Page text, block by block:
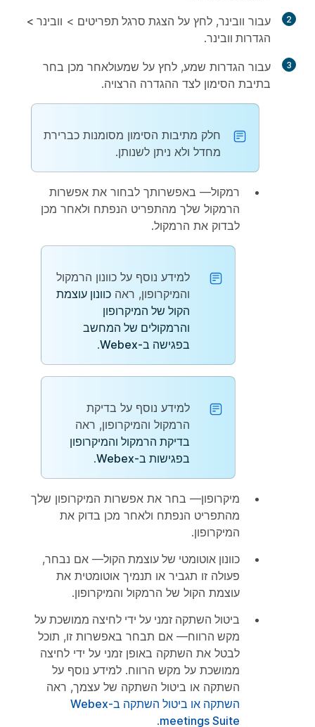
2 עבור וובינר, לחץ על הצגת סרגל תפריטים > וובינר >
הגדרות וובינר.
3 עבור הגדרות שמע, לחץ על שמעולאחר מכן בחר
בתיבת הסימון לצד ההגדרה הרצויה.
חלק מתיבות הסימון מסומנות כברירת
מחדל ולא ניתן לשנותן.
רמקול— באפשרותך לבחור את אפשרות
הרמקול שלך מהתפריט הנפתח ולאחר מכן
לבדוק את הרמקול.
למידע נוסף על כוונון הרמקול
והמיקרופון, ראה כוונון עוצמת
הקול של המיקרופון
והרמקולים של המחשב
בפגישה ב-Webex
.
למידע נוסף על בדיקת
הרמקול והמיקרופון, ראה
בדיקת הרמקול והמיקרופון
בפגישות ב-Webex
.
מיקרופון— בחר את אפשרות המיקרופון שלך
מהתפריט הנפתח ולאחר מכן בדוק את
המיקרופון.
כוונון אוטומטי של עוצמת הקול— אם נבחר,
פעולה זו תגביר או תנמיך אוטומטית את
עוצמת הקול של הרמקול והמיקרופון.
ביטול השתקה זמני על ידי לחיצה ממושכת על
מקש הרווח— אם תבחר באפשרות זו, תוכל
לבטל את השתקה באופן זמני על ידי לחיצה
ממושכת על מקש הרווח. למידע נוסף על
השתקה או ביטול השתקה של עצמך, ראה
השתקה או ביטול השתקה ב-Webex
meetings Suite
.